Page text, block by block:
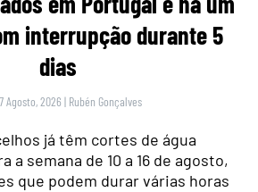
interrupção durante 5
dias
Agosto, 2026 | Rubén Gonçalves
já têm cortes de água
a semana de 10 a 16 de agosto,
que podem durar várias horas